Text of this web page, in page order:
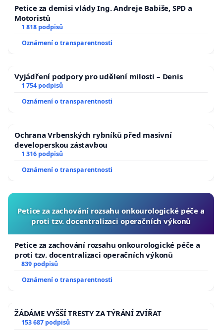
Petice za demisi vlády Ing. Andreje Babiše, SPD a
Motoristů
1 818 podpisů
Oznámení o transparentnosti
Vyjádření podpory pro udělení milosti – Denis
1 754 podpisů
Oznámení o transparentnosti
Ochrana Vrbenských rybníků před masivní
developerskou zástavbou
1 316 podpisů
Oznámení o transparentnosti
Petice za zachování rozsahu onkourologické péče a
proti tzv. docentralizaci operačních výkonů
Petice za zachování rozsahu onkourologické péče a
proti tzv. docentralizaci operačních výkonů
839 podpisů
Oznámení o transparentnosti
ŽÁDÁME VYŠŠÍ TRESTY ZA TÝRÁNÍ ZVÍŘAT
153 687 podpisů